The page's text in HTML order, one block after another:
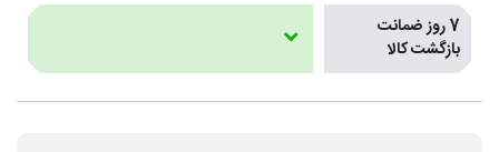
7 روز ضمانت
بازگشت کالا